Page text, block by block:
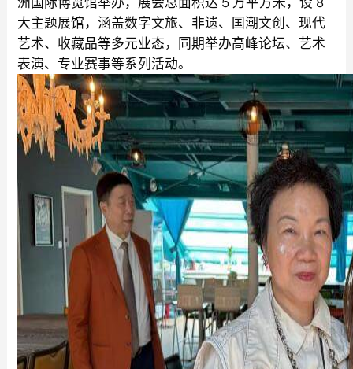
大主题展馆，涵盖数字文旅、非遗、国潮文创、现代
艺术、收藏品等多元业态，同期举办高峰论坛、艺术
表演、专业赛事等系列活动。